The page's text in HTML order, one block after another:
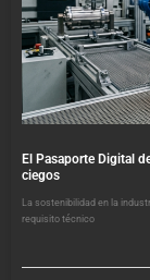
El Pasaporte Digital
ciegos
La sostenibilidad en la
requisito técnico